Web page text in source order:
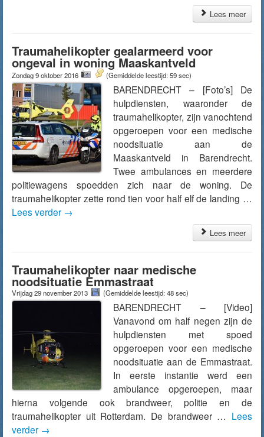
Lees meer
Traumahelikopter gealarmeerd voor
ongeval in woning Maaskantveld
Zondag 9 oktober 2016 (Gemiddelde leestijd: 59 sec)
BARENDRECHT – [Foto’s] De
hulpdiensten, waaronder de
traumahelikopter, zijn vanochtend
opgeroepen voor een medische
noodsituatie aan de
Maaskantveld in Barendrecht.
Twee ambulances en meerdere
politiewagens spoedden zich naar de woning. De
traumahelikopter zette rond tien voor half elf de landing …
Lees verder →
Lees meer
Traumahelikopter naar medische
noodsituatie Emmastraat
Vrijdag 29 november 2013 (Gemiddelde leestijd: 48 sec)
BARENDRECHT – [Video]
Vanavond om half negen zijn de
hulpdiensten met spoed
opgeroepen voor een medische
noodsituatie aan de Emmastraat.
In eerste instantie werd een
ambulance opgeroepen, maar
hierna volgende ook brandweer, politie en de
traumahelikopter uit Rotterdam. De brandweer … Lees
verder →